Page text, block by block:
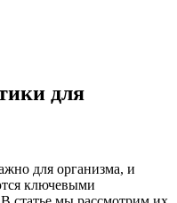
для
для организма, и
ключевыми